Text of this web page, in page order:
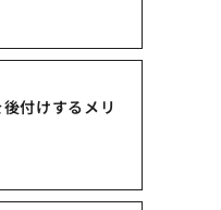
付けするメリ